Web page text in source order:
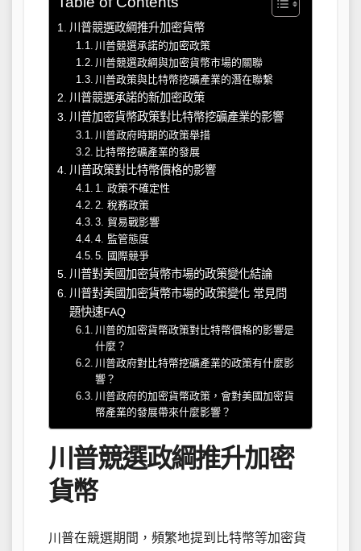
川普競選政綱推升加密貨幣
川普競選承諾的加密政策
川普競選政綱與加密貨幣市場的關聯
川普政策與比特幣挖礦產業的潛在聯繫
川普競選承諾的新加密政策
川普加密貨幣政策對比特幣挖礦產業的影響
川普政府時期的政策舉措
比特幣挖礦產業的發展
川普政策對比特幣價格的影響
1. 政策不確定性
2. 稅務政策
3. 貿易戰影響
4. 監管態度
5. 國際競爭
川普對美國加密貨幣市場的政策變化結論
川普對美國加密貨幣市場的政策變化 常見問
題快速FAQ
川普的加密貨幣政策對比特幣價格的影響是
什麼？
川普政府對比特幣挖礦產業的政策有什麼影
響？
川普政府的加密貨幣政策，會對美國加密貨
幣產業的發展帶來什麼影響？
川普競選政綱推升加密
貨幣
川普在競選期間，頻繁地提到比特幣等加密貨